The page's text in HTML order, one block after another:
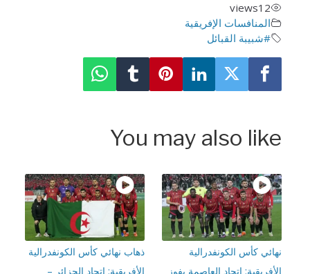
views
المنافسات الإفريقية
#شبيبة القبائل
You may also
كأس الكونفدرالية
اتحاد العاصمة يفوز
ذهاب نهائي كأس الكونفدرالية
الأفريقية: اتحاد الجزائر –